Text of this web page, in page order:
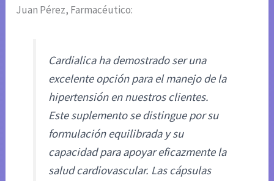
Juan Pérez, Farmacéutico:
Cardialica ha demostrado ser una
excelente opción para el manejo de la
hipertensión en nuestros clientes.
Este suplemento se distingue por su
formulación equilibrada y su
capacidad para apoyar eficazmente la
salud cardiovascular. Las cápsulas